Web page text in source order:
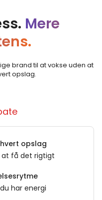
Mere
brand til at vokse uden at
opslag.
opslag
at få det rigtigt
har energi